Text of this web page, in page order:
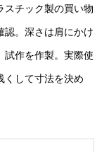
スチック製の買い物
認。深さは肩にかけ
試作を作製。実際使
くして寸法を決め